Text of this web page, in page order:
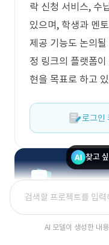
락 신청 서비스, 수
있으며, 학생과 멘
제공 기능도 논의
정 링크의 플랫폼
현을 목표로 하고
로그인
IT 전문 매니저가
찾고
AI 모델이 생성한 내